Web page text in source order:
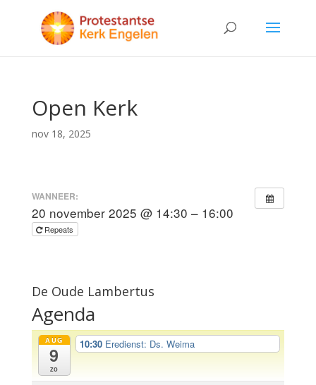
Open Kerk
nov 18, 2025
WANNEER:
20 november 2025 @ 14:30 – 16:00
Repeats
De Oude Lambertus
Agenda
AUG
9
zo
10:30 Eredienst: Ds. Weima